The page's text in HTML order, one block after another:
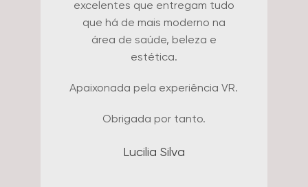
excepcional. Todos trabalham
em conjunto para garantir ao
paciente a melhor experiência
possível. Dra. Aline e Dr. Flávio
comandam a clínica de forma
impecável, com extrema
Não poderia deixar de citar aqui